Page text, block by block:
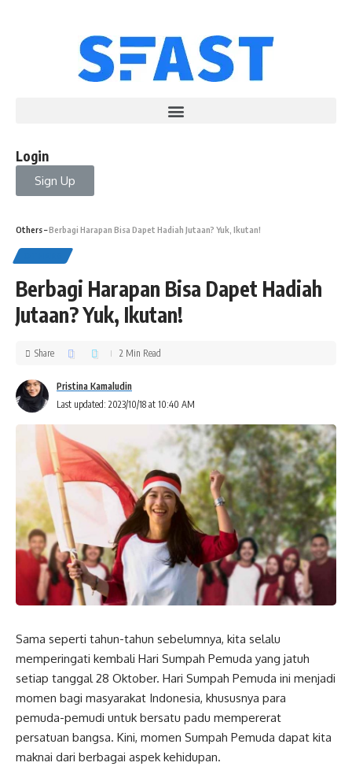
Login
Sign Up
Others–Berbagi Harapan Bisa Dapet Hadiah Jutaan? Yuk, Ikutan!
Berbagi Harapan Bisa Dapet Hadiah
Jutaan? Yuk, Ikutan!
Last updated: 2023/10/18 at 10:40 AM
Pristina Kamaludin
Share 2 Min Read
Sama seperti tahun-tahun sebelumnya, kita selalu
memperingati kembali Hari Sumpah Pemuda yang jatuh
setiap tanggal 28 Oktober. Hari Sumpah Pemuda ini menjadi
momen bagi masyarakat Indonesia, khususnya para
pemuda-pemudi untuk bersatu padu mempererat
persatuan bangsa. Kini, momen Sumpah Pemuda dapat kita
maknai dari berbagai aspek kehidupan.